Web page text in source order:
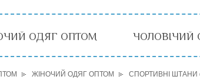
ОДЯГ ОПТОМ ЧОЛОВІЧИЙ
ЖІНОЧИЙ ОДЯГ ОПТОМ СПОРТИВНІ ШТАНИ